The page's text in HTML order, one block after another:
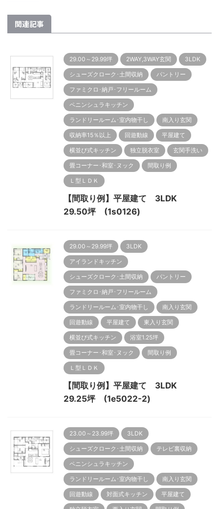
関連記事
29.00～29.99坪 2WAY,3WAY玄関 3LDK
シューズクローク･土間収納 パントリー
ファミクロ･納戸･フリールーム
ペニンシュラキッチン
ランドリールーム･室内物干し 南入り玄関
収納率15％以上 回遊動線 平屋建て
横並び式キッチン 独立脱衣室 玄関手洗い
畳コーナー･和室･ヌック 間取り例
Ｌ型ＬＤＫ
【間取り例】平屋建て 3LDK
29.50坪 (1s0126)
29.00～29.99坪 3LDK
アイランドキッチン
シューズクローク･土間収納 パントリー
ファミクロ･納戸･フリールーム
ランドリールーム･室内物干し 南入り玄関
回遊動線 平屋建て 東入り玄関
横並び式キッチン 浴室1.25坪
畳コーナー･和室･ヌック 間取り例
Ｌ型ＬＤＫ
【間取り例】平屋建て 3LDK
29.25坪 (1e5022-2)
23.00～23.99坪 3LDK
シューズクローク･土間収納 テレビ裏収納
ペニンシュラキッチン
ランドリールーム･室内物干し 南入り玄関
回遊動線 対面式キッチン 平屋建て